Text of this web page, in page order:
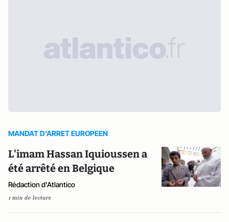
MANDAT D’ARRET EUROPEEN
L'imam Hassan Iquioussen a
été arrêté en Belgique
Rédaction d'Atlantico
1 min de lecture